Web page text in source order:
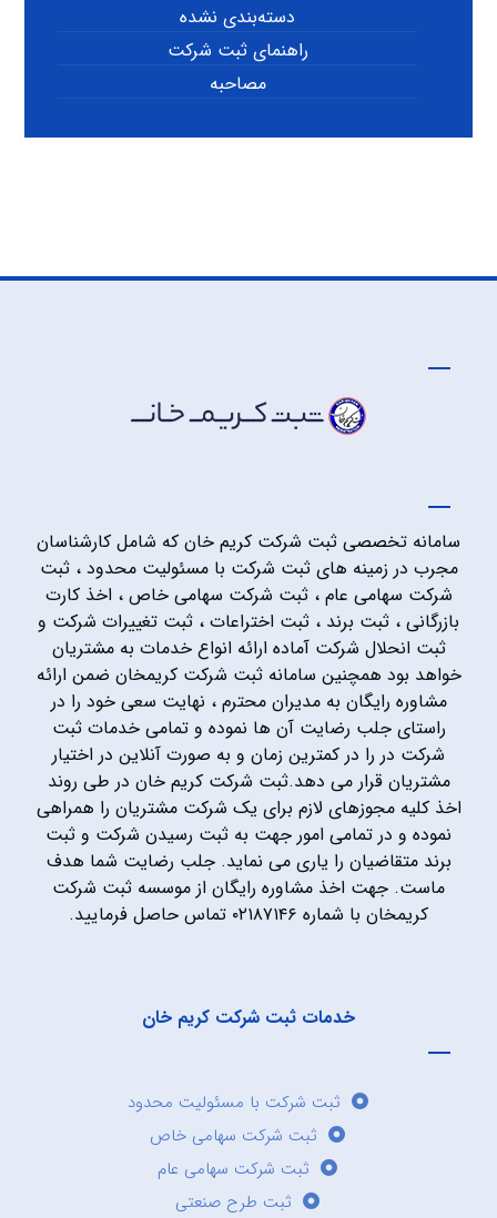
دسته‌بندی نشده
راهنمای ثبت شرکت
مصاحبه
سامانه تخصصی ثبت شرکت کریم خان که شامل کارشناسان
مجرب در زمینه های ثبت شرکت با مسئولیت محدود ، ثبت
شرکت سهامی عام ، ثبت شرکت سهامی خاص ، اخذ کارت
بازرگانی ، ثبت برند ، ثبت اختراعات ، ثبت تغییرات شرکت و
ثبت انحلال شرکت آماده ارائه انواع خدمات به مشتریان
خواهد بود همچنین سامانه ثبت شرکت کریمخان ضمن ارائه
مشاوره رایگان به مدیران محترم ، نهایت سعی خود را در
راستای جلب رضایت آن ها نموده و تمامی خدمات ثبت
شرکت در را در کمترین زمان و به صورت آنلاین در اختیار
مشتریان قرار می دهد.ثبت شرکت کریم خان در طی روند
اخذ کلیه مجوزهای لازم برای یک شرکت مشتریان را همراهی
نموده و در تمامی امور جهت به ثبت رسیدن شرکت و ثبت
برند متقاضیان را یاری می نماید. جلب رضایت شما هدف
ماست. جهت اخذ مشاوره رایگان از موسسه ثبت شرکت
کریمخان با شماره ۰۲۱۸۷۱۴۶ تماس حاصل فرمایید.
خدمات ثبت شرکت کریم خان
ثبت شرکت با مسئولیت محدود
ثبت شرکت سهامی خاص
ثبت شرکت سهامی عام
ثبت طرح صنعتی